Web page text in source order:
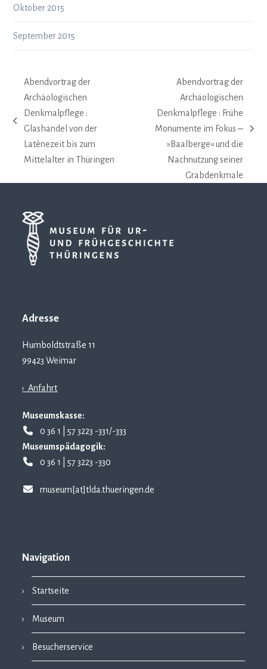
Oktober 2015
September 2015
vorheriger
Beitrag:
Abendvortrag der
Archäologischen
Denkmalpflege :
Glashandel von der
Latènezeit bis zum
Mittelalter in Thüringen
Abendvortrag der
Archäologischen
Denkmalpflege : Frühe
Monumente im Fokus ‒
»Baalberge« und die
Nachnutzung seiner
Grabdenkmale
Adresse
Humboldtstraße 11
99423 Weimar
› Anfahrt
Museumskasse:
0 36 1 | 57 3223 -331/-333
Museumspädagogik:
0 36 1 | 57 3223 -330
museum[at]tlda.thueringen.de
Navigation
Startseite
Museum
Besucherservice